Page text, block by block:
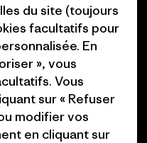
et media
program
d’affiliation
Suisse Plan du site
du site (toujours
facultatifs pour
En
», vous
Vous
sur « Refuser
modifier vos
en cliquant sur